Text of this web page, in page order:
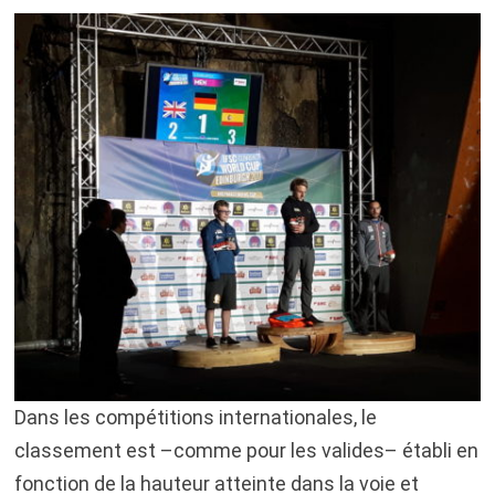
Dans les compétitions internationales, le
classement est –comme pour les valides– établi en
fonction de la hauteur atteinte dans la voie et